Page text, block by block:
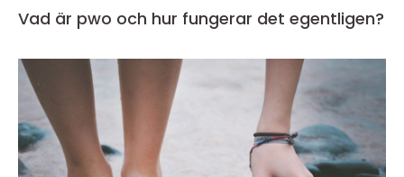
Vad är pwo och hur fungerar det egentligen?